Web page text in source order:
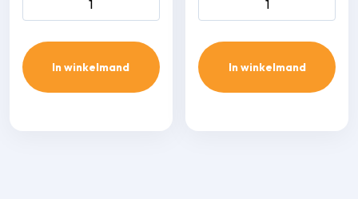
In winkelmand In winkelmand